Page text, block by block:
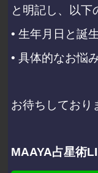
と明記し、以下
• 生年月日と誕
• 具体的なお悩
お待ちしており
MAAYA占星術